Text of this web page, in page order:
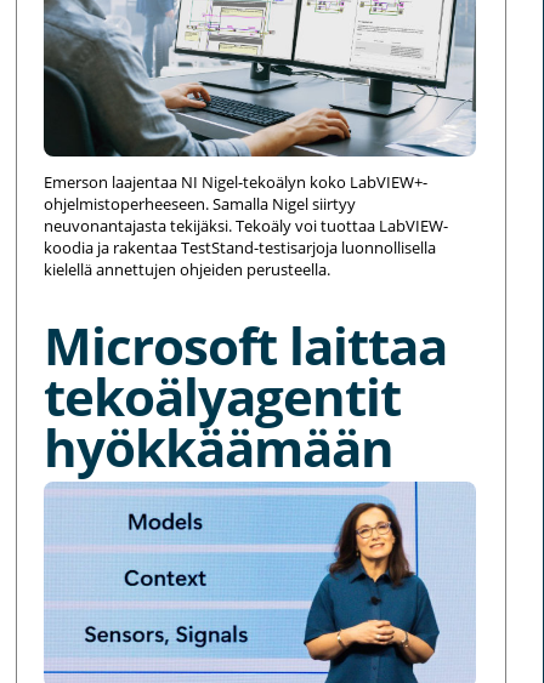
Emerson laajentaa NI Nigel-tekoälyn koko LabVIEW+-
ohjelmistoperheeseen. Samalla Nigel siirtyy
neuvonantajasta tekijäksi. Tekoäly voi tuottaa LabVIEW-
koodia ja rakentaa TestStand-testisarjoja luonnollisella
kielellä annettujen ohjeiden perusteella.
Microsoft laittaa
tekoälyagentit
hyökkäämään